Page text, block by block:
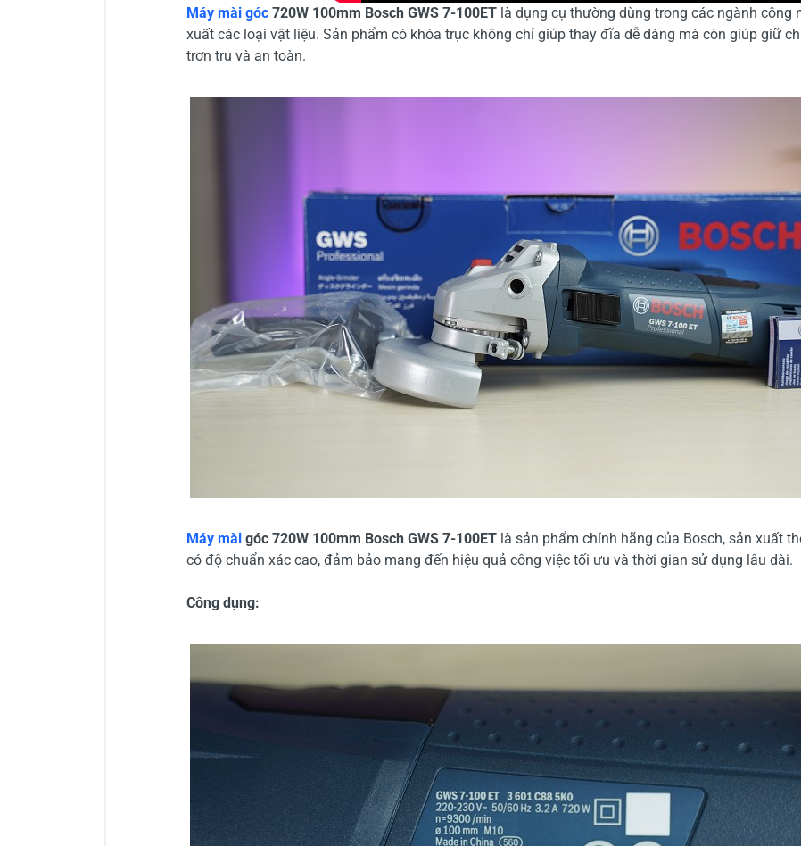
Máy mài góc 720W 100mm Bosch GWS 7-100ET là dụng cụ thường dùng trong các ngành công
xuất các loại vật liệu. Sản phẩm có khóa trục không chỉ giúp thay đĩa dễ dàng mà còn giúp giữ
trơn tru và an toàn.
Máy mài góc 720W 100mm Bosch GWS 7-100ET là sản phẩm chính hãng của Bosch, sản xuất
có độ chuẩn xác cao, đảm bảo mang đến hiệu quả công việc tối ưu và thời gian sử dụng lâu dài.
Công dụng: